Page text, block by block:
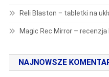
Reli Blaston – tabletki na
Magic Rec Mirror –
NAJNOWSZE